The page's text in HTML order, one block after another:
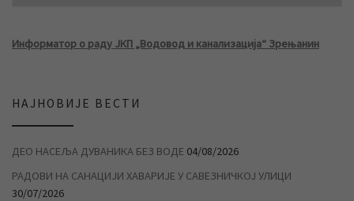
Информатор о раду ЈКП „Водовод и канализација“ Зрењанин
НАЈНОВИЈЕ ВЕСТИ
ДЕО НАСЕЉА ДУВАНИКА БЕЗ ВОДЕ 04/08/2026
РАДОВИ НА САНАЦИЈИ ХАВАРИЈЕ У САВЕЗНИЧКОЈ УЛИЦИ
30/07/2026